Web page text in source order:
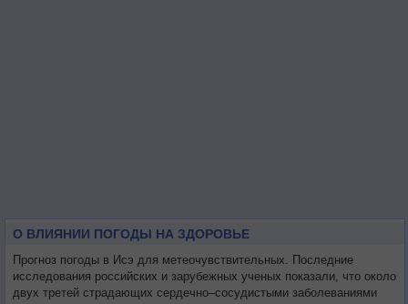
О ВЛИЯНИИ ПОГОДЫ НА ЗДОРОВЬЕ
Прогноз погоды в Исэ для метеочувствительных. Последние
исследования российских и зарубежных ученых показали, что около
двух третей страдающих сердечно–сосудистыми заболеваниями